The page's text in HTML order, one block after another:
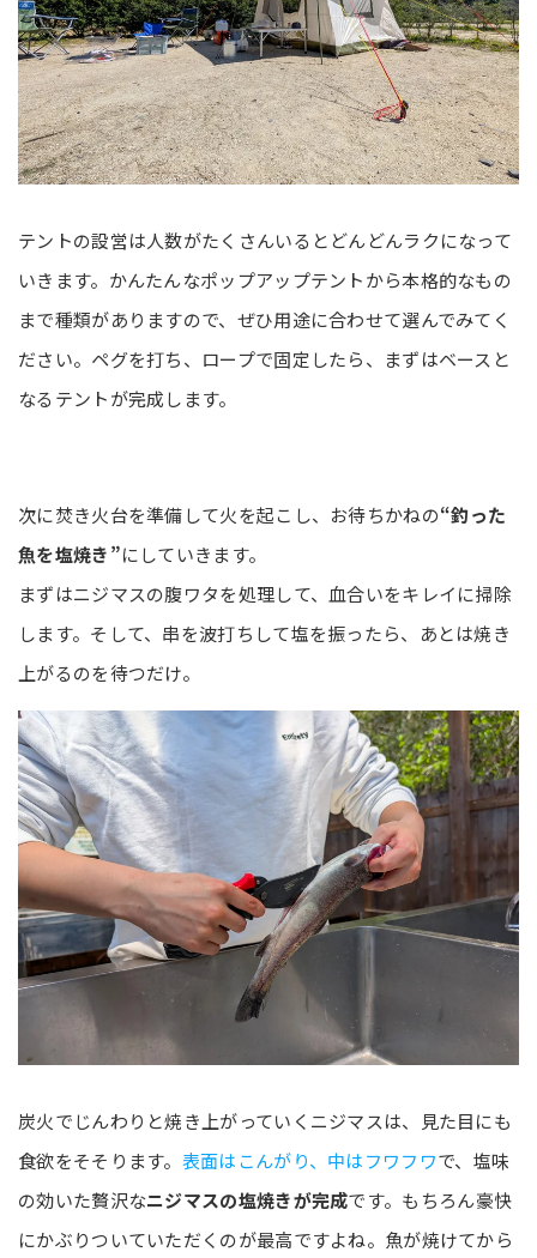
テントの設営は人数がたくさんいるとどんどんラクになって
いきます。かんたんなポップアップテントから本格的なもの
まで種類がありますので、ぜひ用途に合わせて選んでみてく
ださい。ペグを打ち、ロープで固定したら、まずはベースと
なるテントが完成します。
次に焚き火台を準備して火を起こし、お待ちかねの“釣った
魚を塩焼き”にしていきます。
まずはニジマスの腹ワタを処理して、血合いをキレイに掃除
します。そして、串を波打ちして塩を振ったら、あとは焼き
上がるのを待つだけ。
炭火でじんわりと焼き上がっていくニジマスは、見た目にも
食欲をそそります。 表面はこんがり、中はフワフワで、塩味
の効いた贅沢なニジマスの塩焼きが完成です。もちろん豪快
にかぶりついていただくのが最高ですよね。魚が焼けてから